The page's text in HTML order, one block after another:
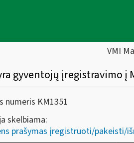
VMI
gyventojų įregistravimo
numeris KM1351
skelbiama:
prašymas įregistruoti/pakeisti/